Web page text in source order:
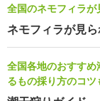
全国のネモフィラ
ネモフィラが見
全国各地のおすす
るもの採り方のコツ